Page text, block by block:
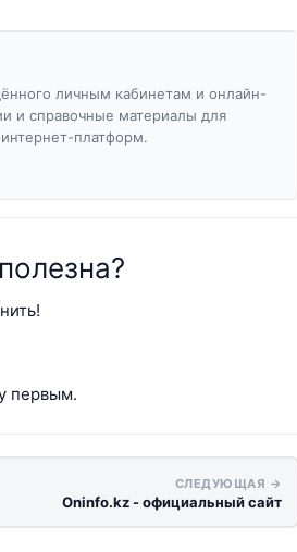
личным кабинетам и онлайн-
и справочные материалы для
платформ.
первым.
СЛЕДУЮЩАЯ →
Oninfo.kz - официальный сайт